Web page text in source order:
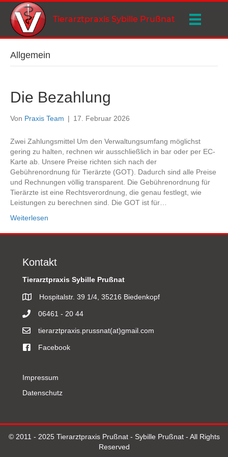
Tierarztpraxis Sybille Prußnat
Allgemein
Die Bezahlung
Von Praxis Team | 17. Februar 2026
Zwei Zahlungsmittel Um den Verwaltungsumfang möglichst
gering zu halten, rechnen wir ausschließlich in bar oder per EC-
Karte ab. Unsere Preise richten sich nach der
Gebührenordnung für Tierärzte (GOT). Dadurch sind alle Preise
und Rechnungen völlig transparent. Die Gebührenordnung für
Tierärzte ist eine Rechtsverordnung, die genau festlegt, wie
Leistungen zu berechnen sind. Die GOT ist für…
Weiterlesen
Kontakt
Tierarztpraxis Sybille Prußnat
Hospitalstr. 39 1/4, 35216 Biedenkopf
06461 - 20 44
tierarztpraxis.prussnat(at)gmail.com
Facebook
Impressum
Datenschutz
© 2011 - 2025 Tierarztpraxis Prußnat - Sybille Prußnat - All Rights
Reserved